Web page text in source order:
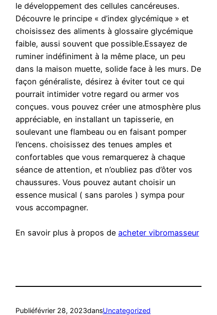
le développement des cellules cancéreuses.
Découvre le principe « d’index glycémique » et
choisissez des aliments à glossaire glycémique
faible, aussi souvent que possible.Essayez de
ruminer indéfiniment à la même place, un peu
dans la maison muette, solide face à les murs. De
façon généraliste, désirez à éviter tout ce qui
pourrait intimider votre regard ou armer vos
conçues. vous pouvez créer une atmosphère plus
appréciable, en installant un tapisserie, en
soulevant une flambeau ou en faisant pomper
l’encens. choisissez des tenues amples et
confortables que vous remarquerez à chaque
séance de attention, et n’oubliez pas d’ôter vos
chaussures. Vous pouvez autant choisir un
essence musical ( sans paroles ) sympa pour
vous accompagner.
En savoir plus à propos de acheter vibromasseur
Publiéfévrier 28, 2023dansUncategorized